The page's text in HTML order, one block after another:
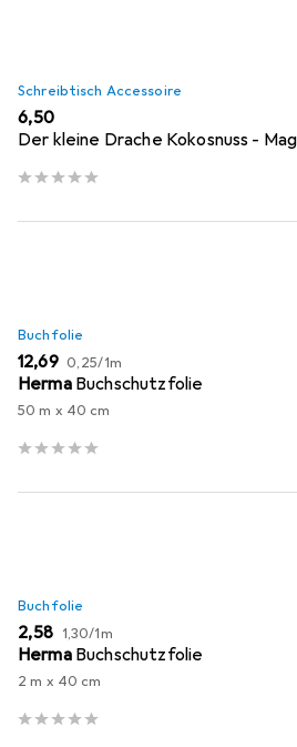
Schreibtisch Accessoire
EUR
6,50
Der kleine Drache Kokosnuss -
Buchfolie
EUR
12,69 EUR
0,25/1m
Herma Buchschutzfolie
50 m x 40 cm
Buchfolie
EUR
2,58 EUR
1,30/1m
Herma Buchschutzfolie
2 m x 40 cm